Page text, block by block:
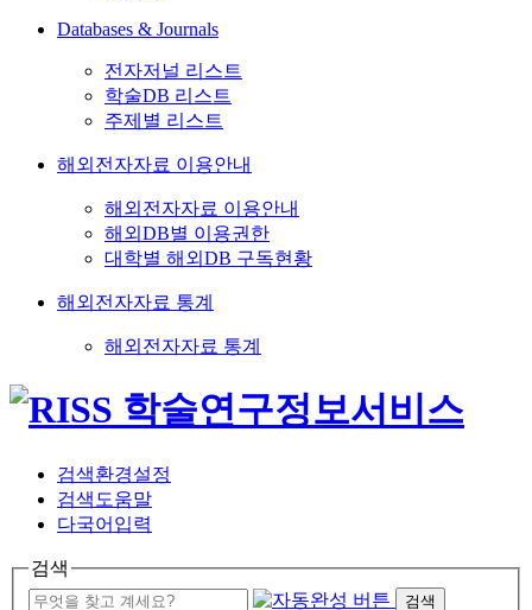
Databases & Journals
전자저널 리스트
학술DB 리스트
주제별 리스트
해외전자자료 이용안내
해외전자자료 이용안내
해외DB별 이용권한
대학별 해외DB 구독현황
해외전자자료 통계
해외전자자료 통계
검색환경설정
검색도움말
다국어입력
검색
검색